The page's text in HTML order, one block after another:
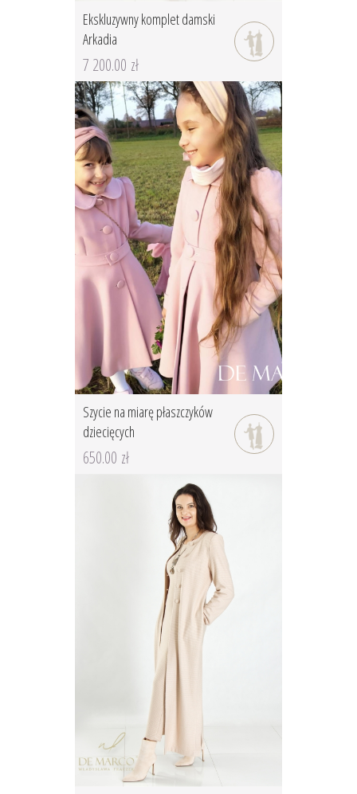
Ekskluzywny komplet damski
Arkadia
7 200.00 zł
Szycie na miarę płaszczyków
dziecięcych
650.00 zł